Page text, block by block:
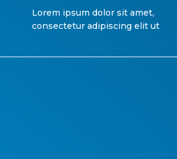
Lorem ipsum dolor sit amet,
consectetur adipiscing elit ut